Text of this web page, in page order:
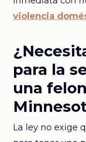
violencia
para la
una
La ley no exige